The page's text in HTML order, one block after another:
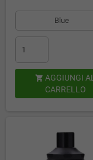
 AGGIUNGI AL
CARRELLO